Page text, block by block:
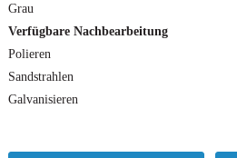
Grau
Verfügbare Nachbearbeitung
Polieren
Sandstrahlen
Galvanisieren